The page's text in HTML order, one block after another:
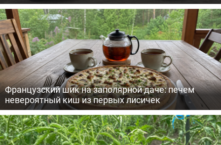
Французский шик на заполярной даче: печем
невероятный киш из первых лисичек